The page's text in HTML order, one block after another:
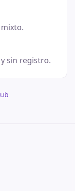
sin registro.